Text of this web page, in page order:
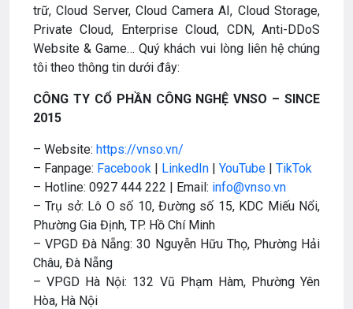
trữ, Cloud Server, Cloud Camera AI, Cloud Storage,
Private Cloud, Enterprise Cloud, CDN, Anti-DDoS
Website & Game… Quý khách vui lòng liên hệ chúng
tôi theo thông tin dưới đây:
CÔNG TY CỔ PHẦN CÔNG NGHỆ VNSO – SINCE
2015
– Website: https://vnso.vn/
– Fanpage: Facebook | LinkedIn | YouTube | TikTok
– Hotline: 0927 444 222 | Email: info@vnso.vn
– Trụ sở: Lô O số 10, Đường số 15, KDC Miếu Nổi,
Phường Gia Định, TP. Hồ Chí Minh
– VPGD Đà Nẵng: 30 Nguyễn Hữu Thọ, Phường Hải
Châu, Đà Nẵng
– VPGD Hà Nội: 132 Vũ Phạm Hàm, Phường Yên
Hòa, Hà Nội